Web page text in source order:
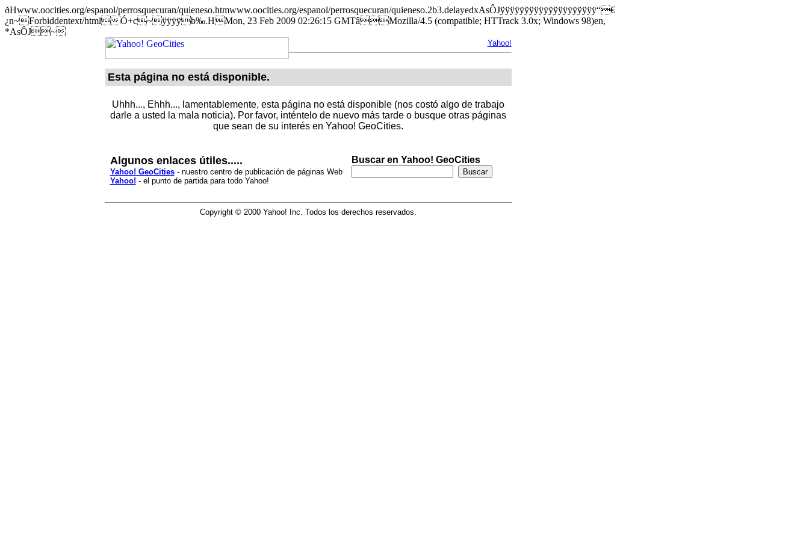
ðHwww.oocities.org/espanol/perrosquecuran/quieneso.htmwww.oocities.org/espanol/perrosquecuran/quieneso.2b3.delayedxAsÔJÿÿÿÿÿÿÿÿÿÿÿÿÿÿÿÿÿÿÿÿ“€
¿n~Forbiddentext/htmlÓ+c~ÿÿÿÿb‰.HMon, 23 Feb 2009 02:26:15 GMTâMozilla/4.5 (compatible; HTTrack 3.0x; Windows 98)en,
*AsÔJ~
Yahoo!
Esta página no está disponible.
Uhhh..., Ehhh..., lamentablemente, esta página no está disponible (nos costó algo de trabajo
darle a usted la mala noticia). Por favor, inténtelo de nuevo más tarde o busque otras páginas
que sean de su interés en Yahoo! GeoCities.
Algunos enlaces útiles.....
Yahoo! GeoCities- nuestro centro de publicación de páginas Web
Yahoo! - el punto de partida para todo Yahoo!
Buscar en Yahoo! GeoCities
Copyright © 2000 Yahoo! Inc. Todos los derechos reservados.